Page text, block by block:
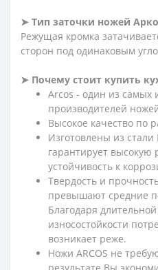
➤ Тип заточки ножей
Режущая кромка
сторон под одинаковым
➤ Почему стоит купить
Arcos - один из самых
производителей
Высокое качество по
Изготовлены из
гарантирует
устойчивость к
Твердость и
превышают средние
Благодаря
износостойкости
возникает реже.
Ножи ARCOS не